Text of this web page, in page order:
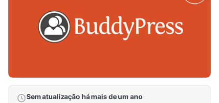
Sem atualização há mais de um ano